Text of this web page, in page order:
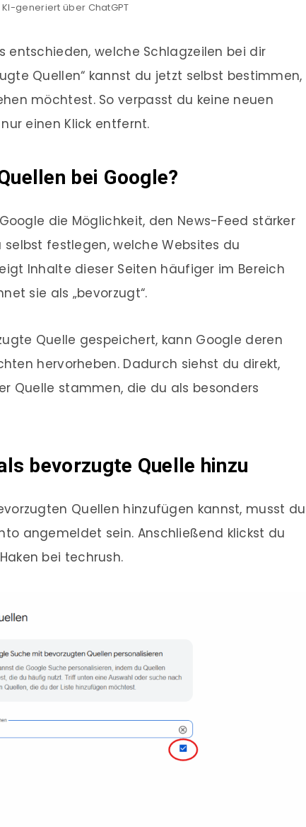
KI-generiert über ChatGPT
entschieden, welche Schlagzeilen bei dir
Quellen“ kannst du jetzt selbst bestimmen,
möchtest. So verpasst du keine neuen
einen Klick entfernt.
bei Google?
die Möglichkeit, den News-Feed stärker
selbst festlegen, welche Websites du
Inhalte dieser Seiten häufiger im Bereich
sie als „bevorzugt“.
Quelle gespeichert, kann Google deren
hervorheben. Dadurch siehst du direkt,
Quelle stammen, die du als besonders
bevorzugte Quelle hinzu
Quellen hinzufügen kannst, musst du
angemeldet sein. Anschließend klickst du
bei techrush.